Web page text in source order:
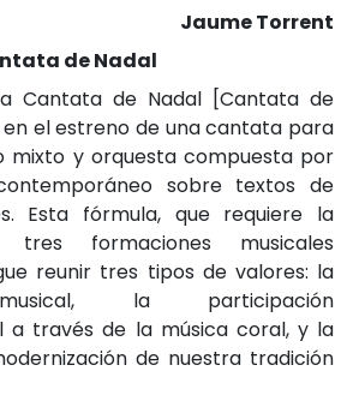
Jaume Torrent
de Nadal
Cantata de Nadal [Cantata de
en el estreno de una cantata para
mixto y orquesta compuesta por
sobre textos de
Esta fórmula, que requiere la
tres formaciones musicales
reunir tres tipos de valores: la
la participación
a través de la música coral, y la
de nuestra tradición